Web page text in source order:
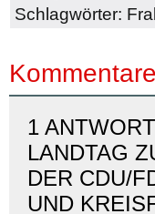
Schlagwörter:
Kommentare
1
LANDTAG
DER CDU/
UND